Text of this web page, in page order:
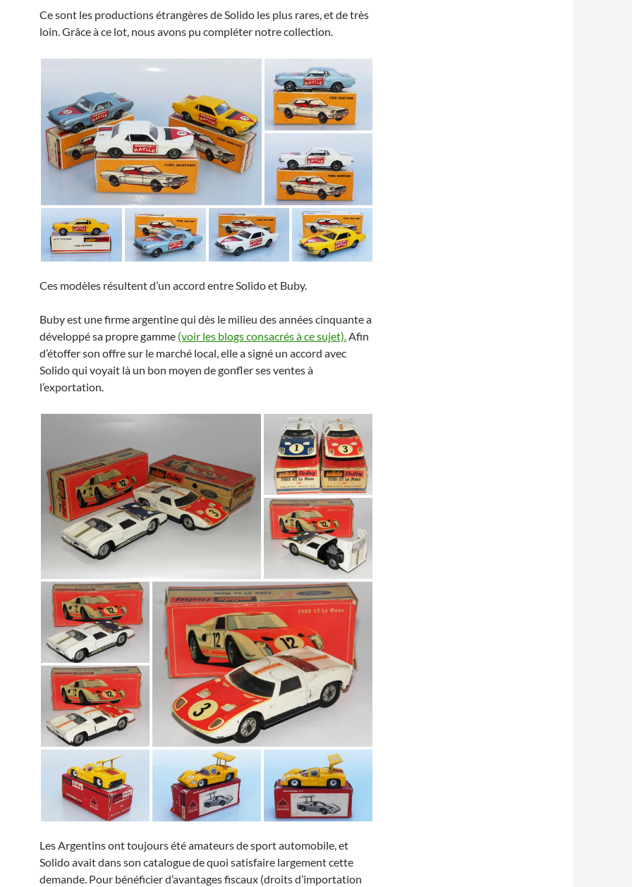
Ce sont les productions étrangères de Solido les plus rares, et de très
loin. Grâce à ce lot, nous avons pu compléter notre collection.
Ces modèles résultent d’un accord entre Solido et Buby.
Buby est une firme argentine qui dès le milieu des années cinquante a
développé sa propre gamme (voir les blogs consacrés à ce sujet).Afin
d’étoffer son offre sur le marché local, elle a signé un accord avec
Solido qui voyait là un bon moyen de gonfler ses ventes à
l’exportation.
Les Argentins ont toujours été amateurs de sport automobile, et
Solido avait dans son catalogue de quoi satisfaire largement cette
demande. Pour bénéficier d’avantages fiscaux (droits d’importation